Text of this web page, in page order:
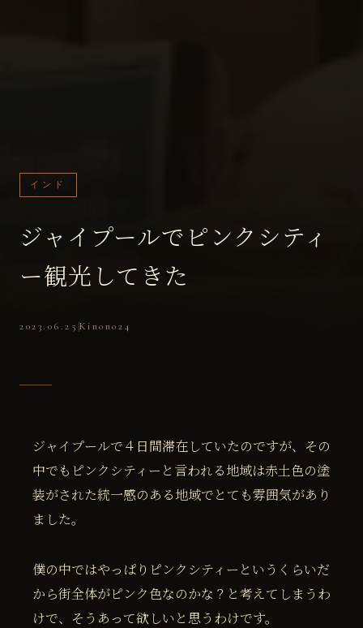
インド
ジャイプールでピンクシティ
ー観光してきた
2023.06.25 Kinono24
ジャイプールで４日間滞在していたのですが、その
中でもピンクシティーと言われる地域は赤土色の塗
装がされた統一感のある地域でとても雰囲気があり
ました。
僕の中ではやっぱりピンクシティーというくらいだ
から街全体がピンク色なのかな？と考えてしまうわ
けで、そうあって欲しいと思うわけです。